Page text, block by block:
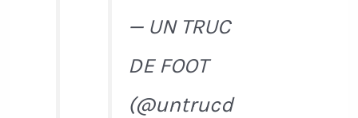
— UN TRUC
DE FOOT
(@untrucd